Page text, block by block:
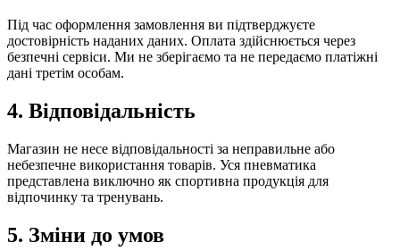
Під час оформлення замовлення ви підтверджуєте
достовірність наданих даних. Оплата здійснюється через
безпечні сервіси. Ми не зберігаємо та не передаємо платіжні
дані третім особам.
4. Відповідальність
Магазин не несе відповідальності за неправильне або
небезпечне використання товарів. Уся пневматика
представлена виключно як спортивна продукція для
відпочинку та тренувань.
5. Зміни до умов